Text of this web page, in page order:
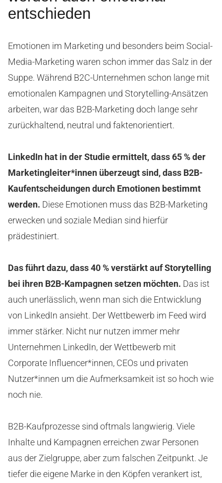
entschieden
Emotionen im Marketing und besonders beim Social-
Media-Marketing waren schon immer das Salz in der
Suppe. Während B2C-Unternehmen schon lange mit
emotionalen Kampagnen und Storytelling-Ansätzen
arbeiten, war das B2B-Marketing doch lange sehr
zurückhaltend, neutral und faktenorientiert.
LinkedIn hat in der Studie ermittelt, dass 65 % der
Marketingleiter*innen überzeugt sind, dass B2B-
Kaufentscheidungen durch Emotionen bestimmt
werden. Diese Emotionen muss das B2B-Marketing
erwecken und soziale Median sind hierfür
prädestiniert.
Das führt dazu, dass 40 % verstärkt auf Storytelling
bei ihren B2B-Kampagnen setzen möchten. Das ist
auch unerlässlich, wenn man sich die Entwicklung
von LinkedIn ansieht. Der Wettbewerb im Feed wird
immer stärker. Nicht nur nutzen immer mehr
Unternehmen LinkedIn, der Wettbewerb mit
Corporate Influencer*innen, CEOs und privaten
Nutzer*innen um die Aufmerksamkeit ist so hoch wie
noch nie.
B2B-Kaufprozesse sind oftmals langwierig. Viele
Inhalte und Kampagnen erreichen zwar Personen
aus der Zielgruppe, aber zum falschen Zeitpunkt. Je
tiefer die eigene Marke in den Köpfen verankert ist,